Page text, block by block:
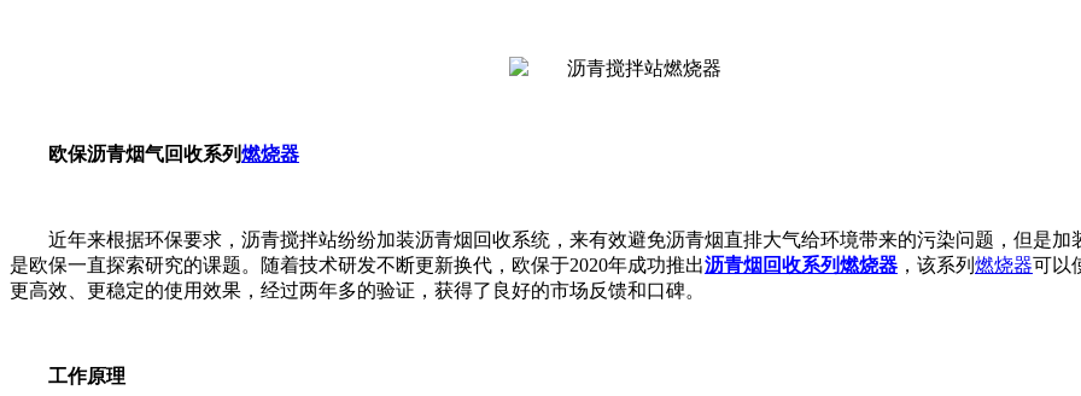
欧保沥青烟气回收系列燃烧器
近年来根据环保要求，沥青搅拌站纷纷加装沥青烟回收系统，来有效避免沥青烟直排大气给环境带来的污染问题，但是
是欧保一直探索研究的课题。随着技术研发不断更新换代，欧保于2020年成功推出沥青烟回收系列燃烧器 ，该系列 燃烧器可以
更高效、更稳定的使用效果，经过两年多的验证，获得了良好的市场反馈和口碑。
工作原理